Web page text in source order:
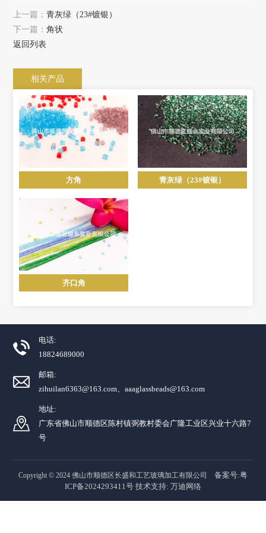
上一篇：青灰绿（23#镀银）
返回列表
下一篇：角状
相关产品
方角 青灰绿（23#镀银）
齐口角
电话:
18824689000
邮箱:
zihuilan6363@163.com、aaaglassbeads@163.com
地址:
广东省佛山市顺德区陈村镇弼教村委会广隆工业区兴业十六路7
号
Copyright © 2024 佛山市顺德区长盛和工艺玻璃加工有限公司 备案号:粤
ICP备2024293411号 技术支持: 万迪网络